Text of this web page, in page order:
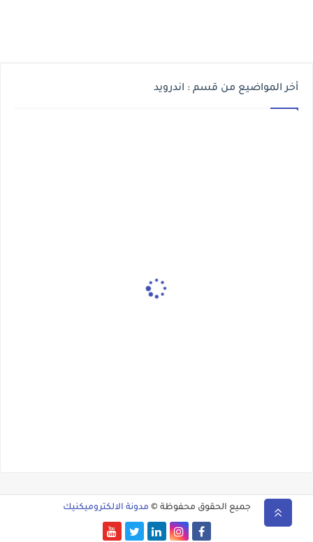
أخر المواضيع من قسم : اندرويد
جميع الحقوق محفوظة © مدونة الالكتروميكنيك